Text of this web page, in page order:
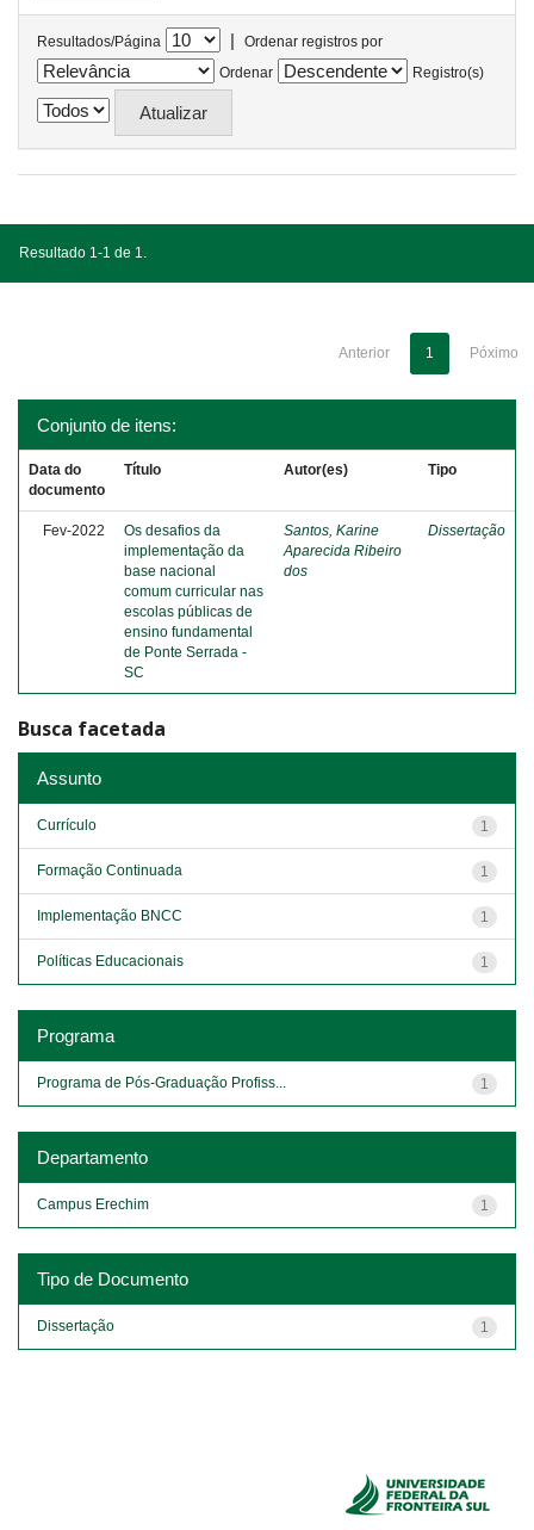
Resultados/Página |
Ordenar registros por
Ordenar
Registro(s)
Resultado 1-1 de 1.
Anterior 1 Póximo
Conjunto de itens:
Data do
documento
Título Autor(es) Tipo
Fev-2022
Os desafios da
implementação da
base nacional
comum curricular nas
escolas públicas de
ensino fundamental
de Ponte Serrada -
SC
Santos, Karine
Aparecida Ribeiro
dos
Dissertação
Busca facetada
Assunto
1
Currículo
1
Formação Continuada
1
Implementação BNCC
1
Políticas Educacionais
Programa
1
Programa de Pós-Graduação Profiss...
Departamento
1
Campus Erechim
Tipo de Documento
1
Dissertação